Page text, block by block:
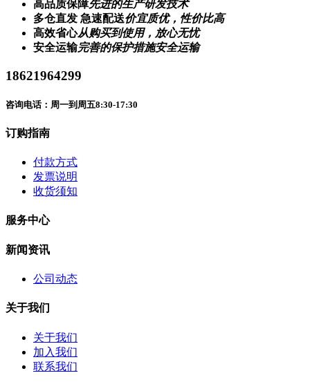
高品质保障先进的生产研发技术
多仓直发 急速配送价宜质优，性价比高
高效省心从购买到使用，放心无忧
安全运输完善的保护措施安全运输
18621964299
咨询电话：周一到周五8:30-17:30
订购指南
付款方式
发票说明
收货须知
服务中心
新闻资讯
公司动态
关于我们
关于我们
加入我们
联系我们